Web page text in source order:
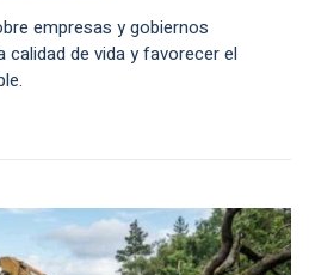
empresas y gobiernos
de vida y favorecer el